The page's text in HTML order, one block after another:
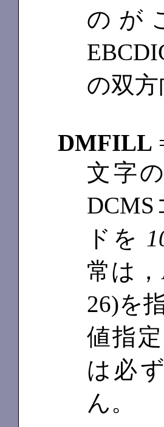
のが
の双
DMFILL
文字
ドを
常は
26)を
値指
は必
ん。